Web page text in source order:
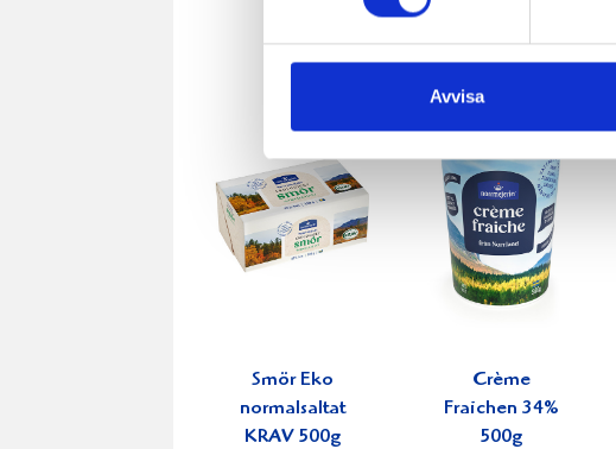
Avvisa
Smör Eko
normalsaltat
KRAV 500g
Crème
Fraichen 34%
500g